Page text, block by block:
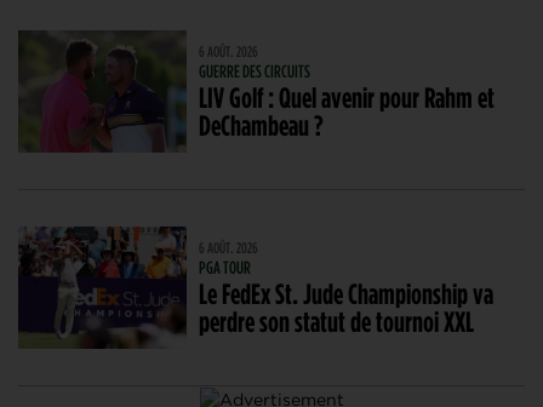
6 AOÛT. 2026
GUERRE DES CIRCUITS
LIV Golf : Quel avenir pour Rahm et
DeChambeau ?
6 AOÛT. 2026
PGA TOUR
Le FedEx St. Jude Championship va
perdre son statut de tournoi XXL